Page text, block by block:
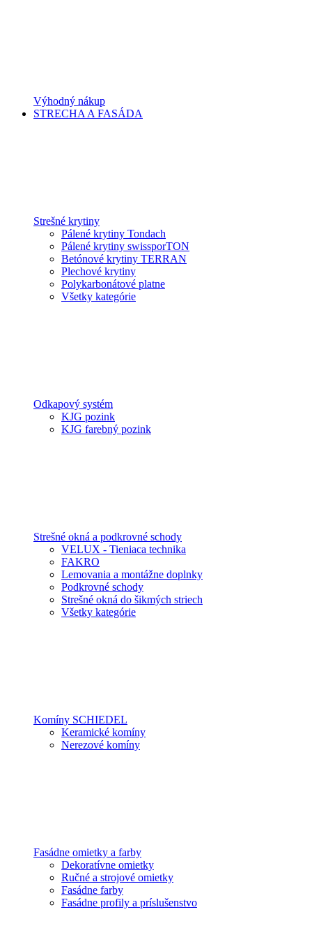
Výhodný nákup
STRECHA A FASÁDA
Strešné krytiny
Pálené krytiny Tondach
Pálené krytiny swissporTON
Betónové krytiny TERRAN
Plechové krytiny
Polykarbonátové platne
Všetky kategórie
Odkapový systém
KJG pozink
KJG farebný pozink
Strešné okná a podkrovné schody
VELUX - Tieniaca technika
FAKRO
Lemovania a montážne doplnky
Podkrovné schody
Strešné okná do šikmých striech
Všetky kategórie
Komíny SCHIEDEL
Keramické komíny
Nerezové komíny
Fasádne omietky a farby
Dekoratívne omietky
Ručné a strojové omietky
Fasádne farby
Fasádne profily a príslušenstvo